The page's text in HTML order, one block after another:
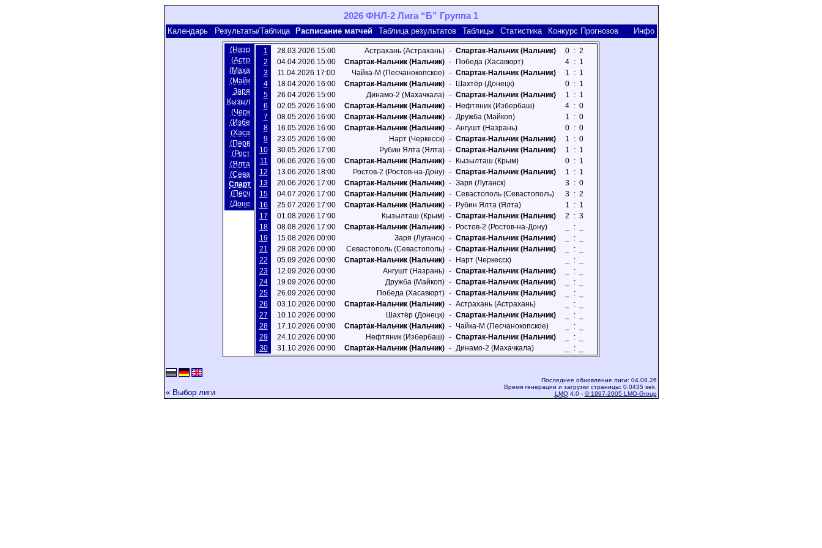
2026 ФНЛ-2 Лига “Б” Группа 1
Календарь Результаты/Таблица Расписание матчей Таблица результатов Таблицы Статистика Конкурс Прогнозов Инфо
(Назр
(Астр
(Маха
(Майк
Заря
Кызыл
(Черк
(Избе
(Хаса
(Перв
(Рост
(Ялта
(Сева
Спарт
(Песч
(Доне
1 28.03.2026 15:00 Астрахань (Астрахань) - Спартак-Нальчик (Нальчик) 0 : 2
2
04.04.2026 15:00 Спартак-Нальчик (Нальчик) - Победа (Хасавюрт) 4 : 1
3
11.04.2026 17:00 Чайка-M (Песчанокопское) - Спартак-Нальчик (Нальчик) 1 : 1
4
18.04.2026 16:00 Спартак-Нальчик (Нальчик) - Шахтёр (Донецк) 0 : 1
5
26.04.2026 15:00 Динамо-2 (Махачкала) - Спартак-Нальчик (Нальчик) 1 : 1
6
02.05.2026 16:00 Спартак-Нальчик (Нальчик) - Нефтяник (Избербаш) 4 : 0
7
08.05.2026 16:00 Спартак-Нальчик (Нальчик) - Дружба (Майкоп) 1 : 0
8
16.05.2026 16:00 Спартак-Нальчик (Нальчик) - Ангушт (Назрань) 0 : 0
9
23.05.2026 16:00 Нарт (Черкесск) - Спартак-Нальчик (Нальчик) 1 : 0
10
30.05.2026 17:00 Рубин Ялта (Ялта) - Спартак-Нальчик (Нальчик) 1 : 1
11
06.06.2026 16:00 Спартак-Нальчик (Нальчик) - Кызылташ (Крым) 0 : 1
12
13.06.2026 18:00 Ростов-2 (Ростов-на-Дону) - Спартак-Нальчик (Нальчик) 1 : 1
13
20.06.2026 17:00 Спартак-Нальчик (Нальчик) - Заря (Луганск) 3 : 0
15
04.07.2026 17:00 Спартак-Нальчик (Нальчик) - Севастополь (Севастополь) 3 : 2
16
25.07.2026 17:00 Спартак-Нальчик (Нальчик) - Рубин Ялта (Ялта) 1 : 1
17
01.08.2026 17:00 Кызылташ (Крым) - Спартак-Нальчик (Нальчик) 2 : 3
18
08.08.2026 17:00 Спартак-Нальчик (Нальчик) - Ростов-2 (Ростов-на-Дону) :
19
15.08.2026 00:00 Заря (Луганск) - Спартак-Нальчик (Нальчик) :
21
29.08.2026 00:00 Севастополь (Севастополь) - Спартак-Нальчик (Нальчик) :
22
05.09.2026 00:00 Спартак-Нальчик (Нальчик) - Нарт (Черкесск) :
23
12.09.2026 00:00 Ангушт (Назрань) - Спартак-Нальчик (Нальчик) :
24
19.09.2026 00:00 Дружба (Майкоп) - Спартак-Нальчик (Нальчик) :
25
26.09.2026 00:00 Победа (Хасавюрт) - Спартак-Нальчик (Нальчик) :
26
03.10.2026 00:00 Спартак-Нальчик (Нальчик) - Астрахань (Астрахань) :
27
10.10.2026 00:00 Шахтёр (Донецк) - Спартак-Нальчик (Нальчик) :
28
17.10.2026 00:00 Спартак-Нальчик (Нальчик) - Чайка-M (Песчанокопское) :
29
24.10.2026 00:00 Нефтяник (Избербаш) - Спартак-Нальчик (Нальчик) :
30
31.10.2026 00:00 Спартак-Нальчик (Нальчик) - Динамо-2 (Махачкала) :
« Выбор лиги
Последнее обновление лиги: 04.08.26
Время генерации и загрузки страницы: 0.0435 sek.
LMO4.0 - © 1997-2005 LMO-Group